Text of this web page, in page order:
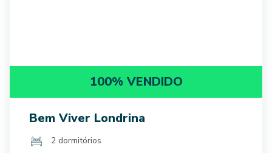
100% VENDIDO
Bem Viver Londrina
2 dormitórios